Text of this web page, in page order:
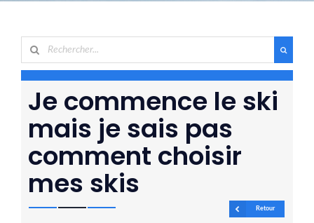
RÉPONSES
CONTACT
Je commence le ski
mais je sais pas
comment choisir
mes skis
Retour